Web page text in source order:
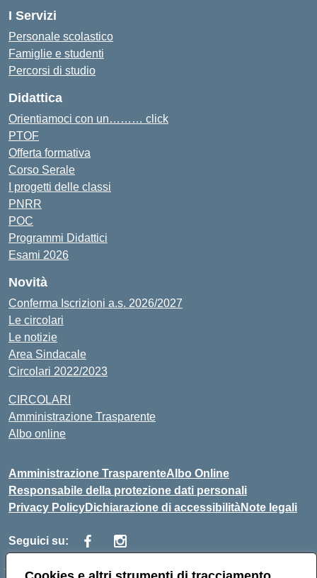
I Servizi
Personale scolastico
Famiglie e studenti
Percorsi di studio
Didattica
Orientiamoci con un……… click
PTOF
Offerta formativa
Corso Serale
I progetti delle classi
PNRR
POC
Programmi Didattici
Esami 2026
Novità
Conferma Iscrizioni a.s. 2026/2027
Le circolari
Le notizie
Area Sindacale
Circolari 2022/2023
CIRCOLARI
Amministrazione Trasparente
Albo online
Amministrazione TrasparenteAlbo Online
Responsabile della protezione dati personali
Privacy PolicyDichiarazione di accessibilitàNote legali
Seguici su: